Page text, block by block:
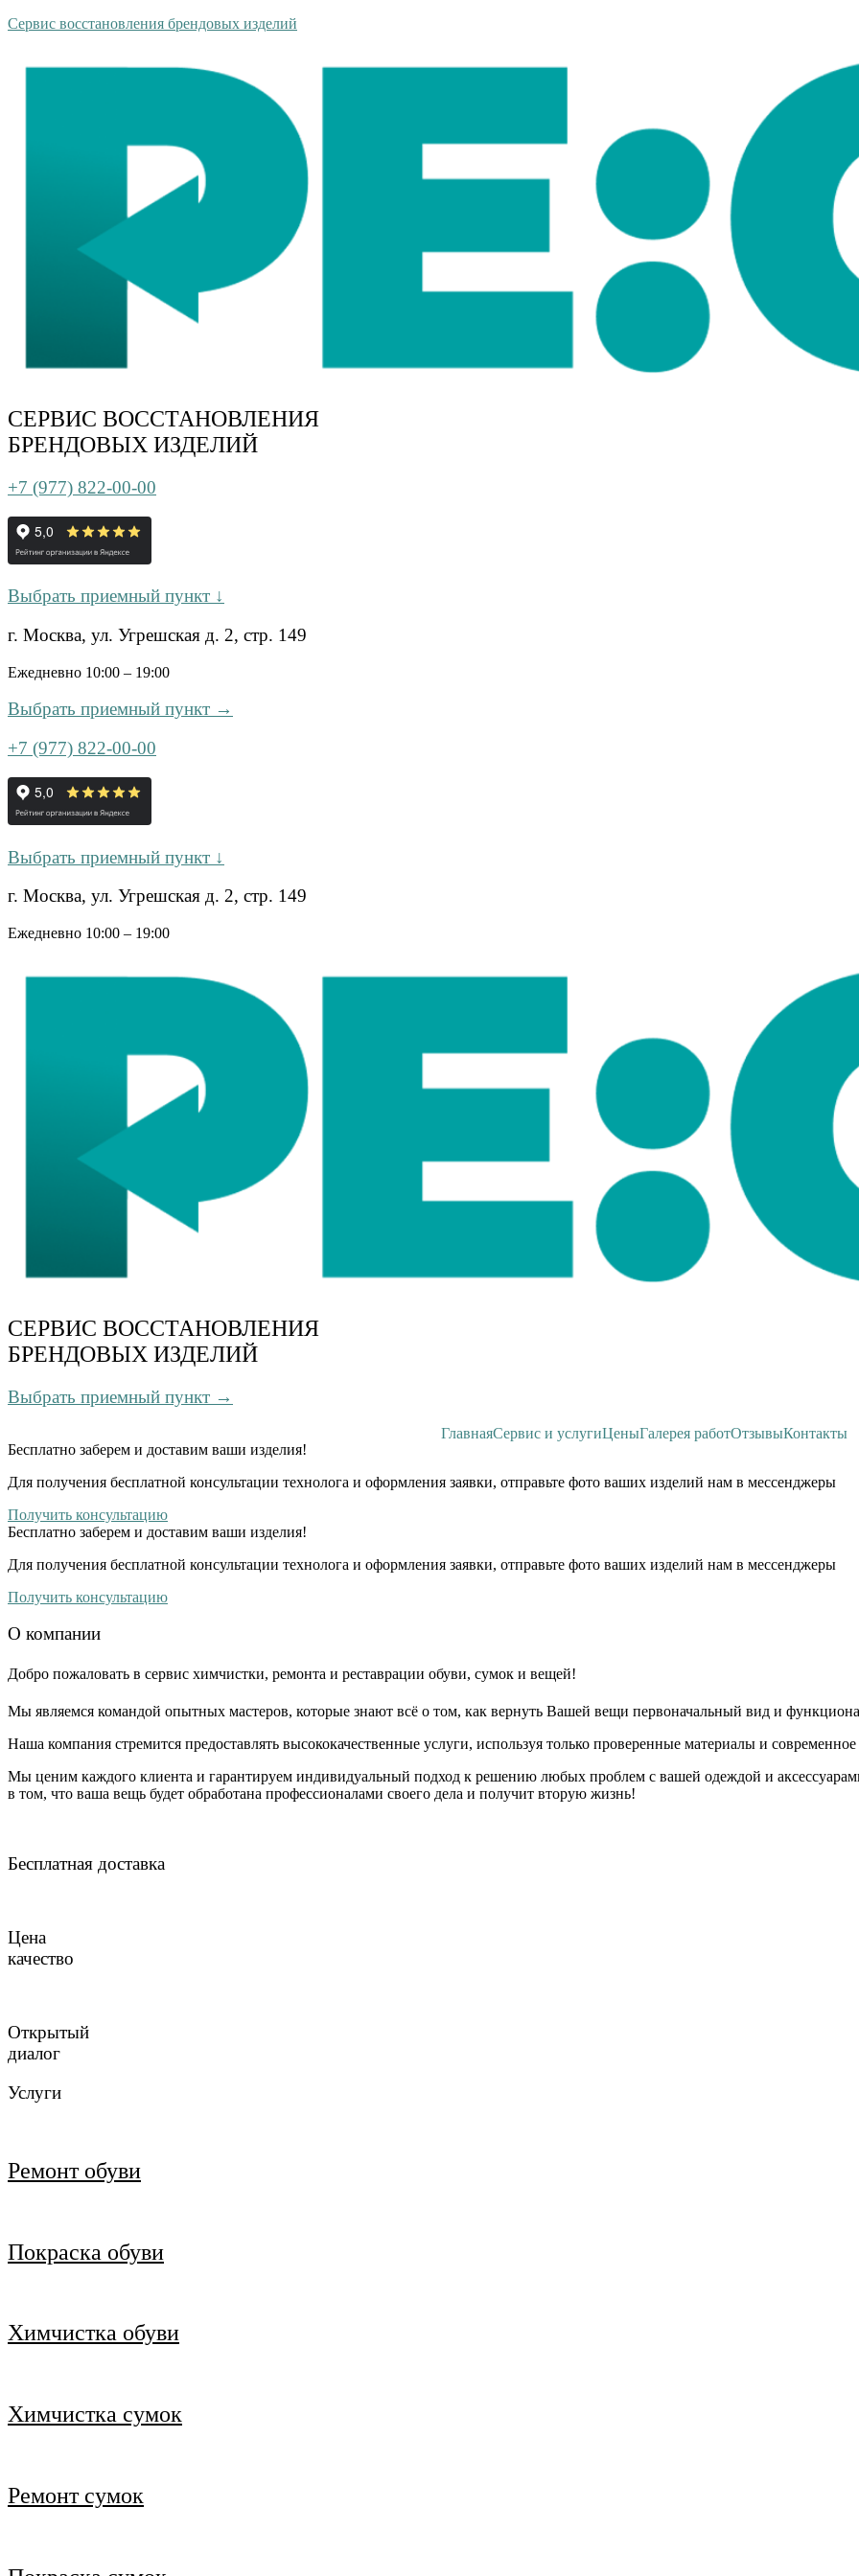
Сервис восстановления брендовых изделий
СЕРВИС ВОССТАНОВЛЕНИЯ
БРЕНДОВЫХ ИЗДЕЛИЙ
+7 (977) 822-00-00
Выбрать приемный пункт ↓
г. Москва, ул. Угрешская д. 2, стр. 149
Ежедневно 10:00 – 19:00
Выбрать приемный пункт →
+7 (977) 822-00-00
Выбрать приемный пункт ↓
г. Москва, ул. Угрешская д. 2, стр. 149
Ежедневно 10:00 – 19:00
СЕРВИС ВОССТАНОВЛЕНИЯ
БРЕНДОВЫХ ИЗДЕЛИЙ
Выбрать приемный пункт →
ГлавнаяСервис и услугиЦеныГалерея работОтзывыКонтакты
Бесплатно заберем и доставим ваши изделия!
Для получения бесплатной консультации технолога и оформления заявки, отправьте фото ваших изделий нам в мессенджеры
Получить консультацию
Бесплатно заберем и доставим ваши изделия!
Для получения бесплатной консультации технолога и оформления заявки, отправьте фото ваших изделий нам в мессенджеры
Получить консультацию
О компании
Добро пожаловать в сервис химчистки, ремонта и реставрации обуви, сумок и вещей!
Мы являемся командой опытных мастеров, которые знают всё о том, как вернуть Вашей вещи первоначальный вид и
Наша компания стремится предоставлять высококачественные услуги, используя только проверенные материалы и
Мы ценим каждого клиента и гарантируем индивидуальный подход к решению любых проблем с вашей одеждой и
в том, что ваша вещь будет обработана профессионалами своего дела и получит вторую жизнь!
Бесплатная доставка
Цена
качество
Открытый
диалог
Услуги
Ремонт обуви
Покраска обуви
Химчистка обуви
Химчистка сумок
Ремонт сумок